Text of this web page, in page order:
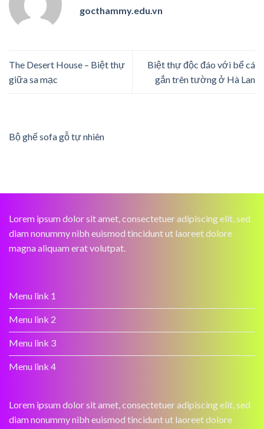
gocthammy.edu.vn
The Desert House – Biệt thự
giữa sa mạc
Biệt thự độc đáo với bể cá
gắn trên tường ở Hà Lan
Bộ ghế sofa gỗ tự nhiên
Lorem ipsum dolor sit amet, consectetuer adipiscing elit, sed
diam nonummy nibh euismod tincidunt ut laoreet dolore
magna aliquam erat volutpat.
Menu link 1
Menu link 2
Menu link 3
Menu link 4
Lorem ipsum dolor sit amet, consectetuer adipiscing elit, sed
diam nonummy nibh euismod tincidunt ut laoreet dolore